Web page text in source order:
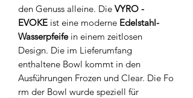
den Genuss alleine. Die VYRO -
EVOKE ist eine moderne Edelstahl-
Wasserpfeifein einem zeitlosen
Design. Die im Lieferumfang
enthaltene Bowl kommt in den
Ausführungen Frozen und Clear. Die Fo
rm der Bowl wurde speziell für